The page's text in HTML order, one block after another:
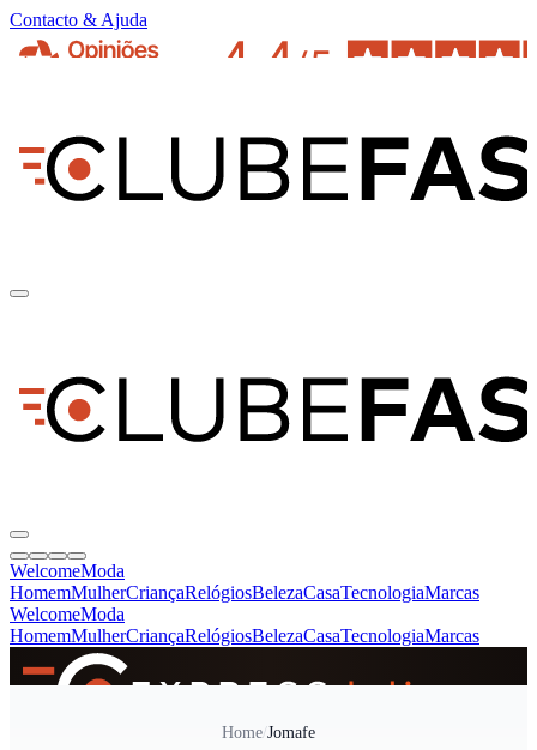
Contacto & Ajuda
WelcomeModa
HomemMulherCriançaRelógiosBelezaCasaTecnologiaMarcas
WelcomeModa
HomemMulherCriançaRelógiosBelezaCasaTecnologiaMarcas
Home/Jomafe